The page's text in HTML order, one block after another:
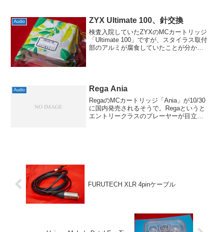
Audio ZYX Ultimate 100、針交換
検査入院していたZYXのMCカートリッジ
「Ultimate 100」ですが、スタイラス取付
部のアルミが腐食していたことが分か
Audio Rega Ania
RegaのMCカートリッジ「Ania」が10/30
に国内発売されるそうで。Regaというと
エントリークラスのプレーヤーが目立っ
FURUTECH XLR 4pinケーブル